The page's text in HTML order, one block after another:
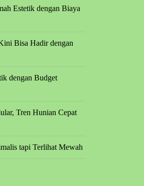
Estetik dengan Biaya
Bisa Hadir dengan
dengan Budget
Tren Hunian Cepat
tapi Terlihat Mewah